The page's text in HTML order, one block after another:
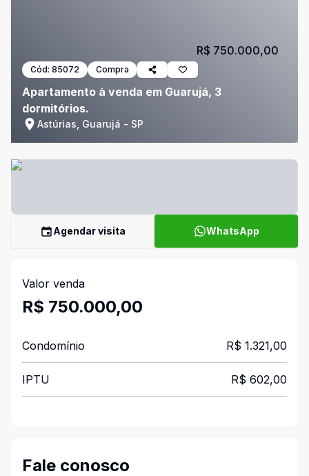
Cód: 85072 Compra
Apartamento à venda em Guarujá, 3
dormitórios.
Astúrias, Guarujá - SP
R$ 750.000,00
Agendar visita WhatsApp
Valor venda
R$ 750.000,00
Condomínio R$ 1.321,00
IPTU R$ 602,00
Fale conosco